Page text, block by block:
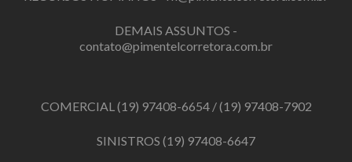
DEMAIS ASSUNTOS -
contato@pimentelcorretora.com.br
COMERCIAL(19) 97408-6654/(19) 97408-7902
SINISTROS (19) 97408-6647